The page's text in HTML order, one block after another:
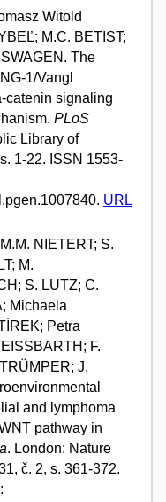
Witold
M.C. BETIST;
The
1/Vangl
catenin signaling
PLoS
Library of
1-22. ISSN 1553-
URL
NIETERT; S.
M.
S. LUTZ; C.
Michaela
Petra
F.
J.
and lymphoma
pathway in
. London: Nature
č. 2, s. 361-372.